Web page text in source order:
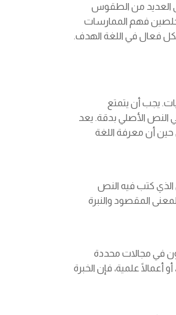
على العديد من الطقوس
فهم الممارسات
فعال في اللغة الهدف.
يجب أن يتمتع
النص الأصلي بدقة. يعد
حين أن معرفة اللغة
الذي كتب فيه النص
المقصود والنبرة
في مجالات محددة
علمية، فإن الخبرة